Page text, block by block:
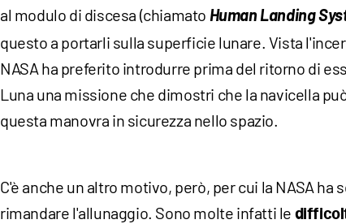
al modulo di discesa (chiamato Human Landing
questo a portarli sulla superficie lunare. Vista
NASA ha preferito introdurre prima del ritorno di
Luna una missione che dimostri che la navicella
questa manovra in sicurezza nello spazio.
C'è anche un altro motivo, però, per cui la NASA ha
rimandare l'allunaggio. Sono molte infatti le